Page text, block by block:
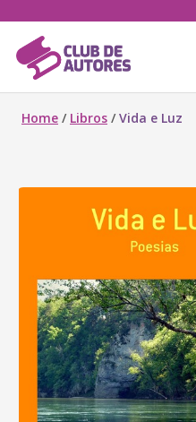
Home / Libros /Vida e Luz